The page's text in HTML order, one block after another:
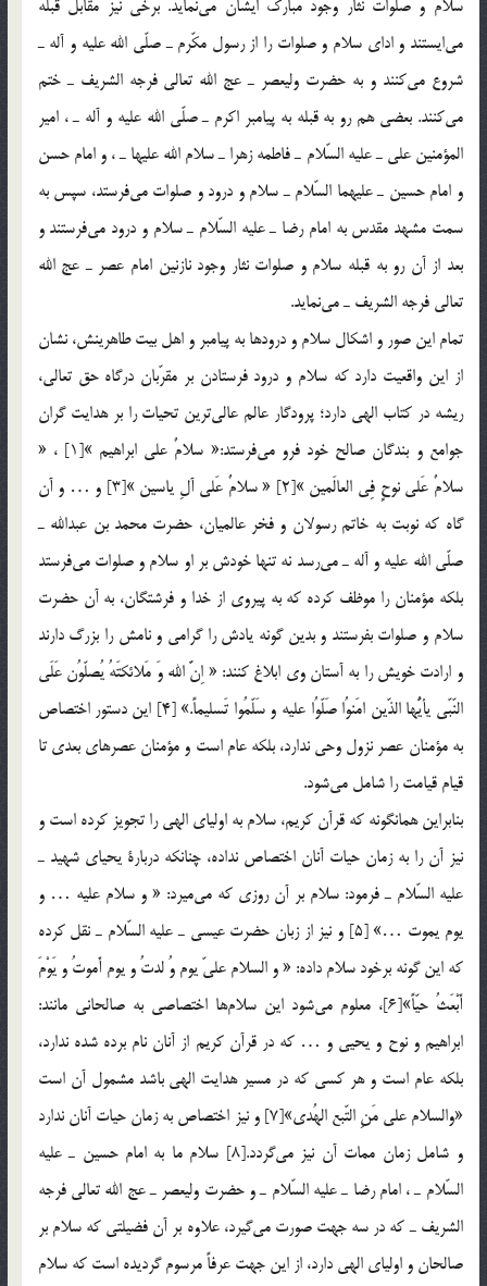
سلام و صلوات نثار وجود مبارك ايشان مي‌نمايد. برخي نيز مقابل قبله
مي‌ايستند و اداي سلام و صلوات را از رسول مكّرم ـ صلّي الله عليه و آله ـ
شروع مي‌كنند و به حضرت وليعصر ـ عج الله تعالي فرجه الشريف ـ ختم
مي‌كنند. بعضي هم رو به قبله به پيامبر اكرم ـ صلّي الله عليه و آله ـ ، امير
المؤمنين علي ـ عليه السّلام ـ فاطمه زهرا ـ سلام الله عليها ـ ، و امام حسن
و امام حسين ـ عليهما السّلام ـ سلام و درود و صلوات مي‌فرستد، سپس به
سمت مشهد مقدس به امام رضا ـ عليه السّلام ـ سلام و درود مي‌فرستند و
بعد از آن رو به‌ قبله‌ سلام و صلوات نثار وجود نازنين امام عصر ـ عج الله
تعالي فرجه الشريف ـ مي‌نمايد.
تمام اين صور و اشكال سلام و درودها به پيامبر و اهل بيت طاهرينش، نشان
از اين واقعيت دارد كه سلام و درود فرستادن بر مقرّبان درگاه حق تعالي،
ريشه در كتاب الهي دارد؛ پرودگار عالم عالي‌ترين تحيات را بر هدايت گران
جوامع و بندگان صالح خود فرو مي‌فرستد:« سلامٌ علي ابراهيم »[1] ، «
سلامٌ عَلي نوحٍ فِي العالَمين »[2] « سلامٌ عَلي آلِ ياسين »[3] و … و آن
گاه كه نوبت به خاتم رسولان و فخر عالميان، حضرت محمد بن عبدالله ـ
صلّي الله عليه و آله ـ مي‌رسد نه تنها خودش بر او سلام و صلوات مي‌فرستد
بلكه مؤمنان را موظف كرده كه به پيروي از خدا و فرشتگان، به آن حضرت
سلام و صلوات بفرستند و بدين گونه يادش را گرامي و نامش را بزرگ دارند
و ارادت خويش را به آستان وي ابلاغ كنند: « اِنَّ الله وَ مَلائكتَهُ يُصلّوُن عَلَي
النّبّي يأيُّها الذّين امَنوُا صَلّوُا عليه و سَلّمُوا تَسليماً.» [4] اين دستور اختصاص
به‌ مؤمنان عصر نزول وحي ندارد، بلكه عام است و مؤمنان عصرهاي بعدي تا
قيام قيامت را شامل مي‌شود.
بنابراين همانگونه كه قرآن كريم، سلام به اولياي الهي را تجويز كرده است و
نيز آن را به زمان حيات آنان اختصاص نداده، چنانكه دربارة يحياي شهيد ـ
عليه السّلام ـ فرمود: سلام بر آن روزي كه مي‌ميرد: « و سلام عليه … و
يوم يموت …» [5] و نيز از زبان حضرت عيسي ـ عليه السّلام ـ نقل كرده
كه اين گونه برخود سلام داده: « و السلام عليّ يوم وُ لدتُ و يوم أَموتُ و يَوْمَ
أَبْعَثُ حيّاً»[6]، معلوم مي‌شود اين سلام‌ها اختصاصي به صالحاني مانند:
ابراهيم و نوح و يحيي و … كه در قرآن كريم از آنان نام برده شده ندارد،
بلكه عام است و هر كسي كه در مسير هدايت الهي باشد مشمول آن است
«والسلام علي مَنِ التّبع الهُدي»[7] و نيز اختصاص به زمان حيات آنان ندارد
و شامل زمان ممات آن نيز مي‌گردد.[8] سلام ما به امام حسين ـ عليه
السّلام ـ ، امام رضا ـ عليه السّلام ـ و حضرت وليعصر ـ عج الله تعالي فرجه
الشريف ـ كه در سه جهت صورت مي‌گيرد، علاوه بر آن فضيلتي كه سلام بر
صالحان و اولياي الهي دارد، از اين جهت عرفاً مرسوم گرديده است كه سلام